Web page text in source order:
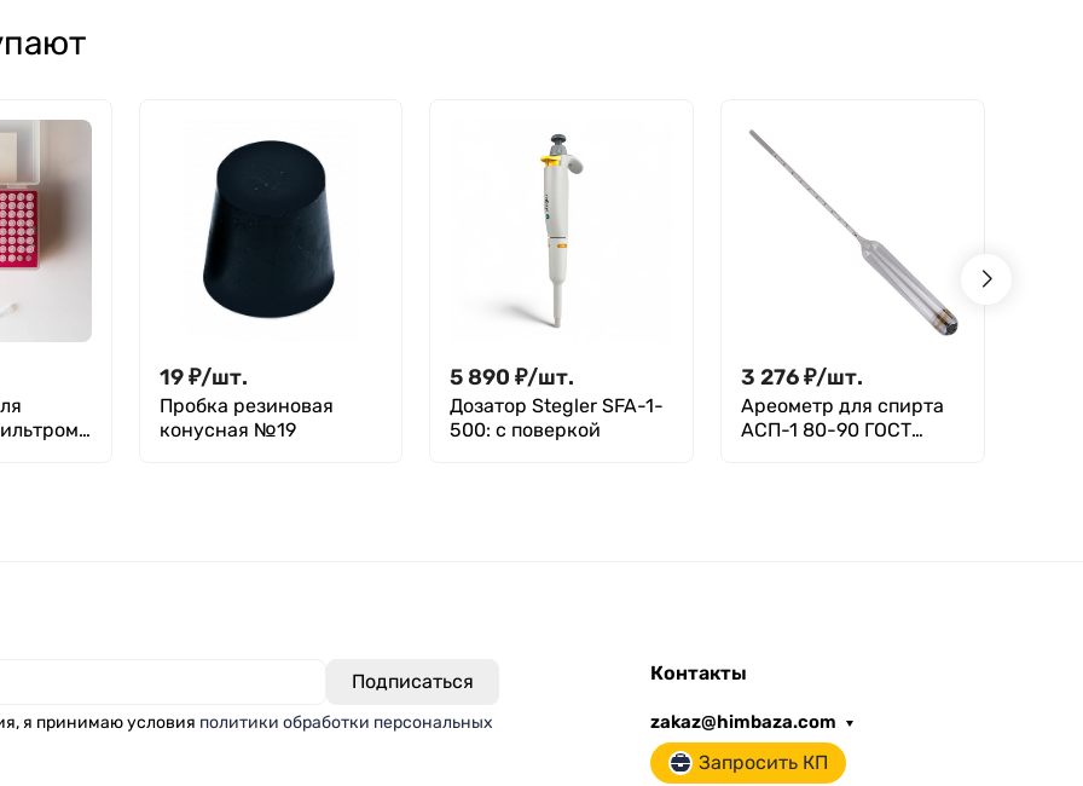
п, FL medical
Aptaca
19 ₽/шт.
Пробка резиновая
конусная №19
5 890 ₽/шт.
Дозатор Stegler SFA-1-
500: с поверкой
3 276₽/шт.
Ареометр для спирта
АСП-1 80-90 ГОСТ
я принимаю условия политики обработки персональных
Контакты
zakaz@himbaza.com
Запросить КП